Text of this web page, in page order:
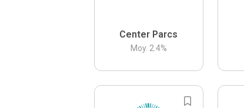
Center Parcs
Moy. 2.4%